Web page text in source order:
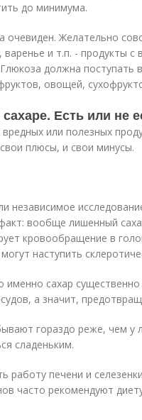
до минимума.
очевиден. Желательно
и т.п. - продукты с
должна поступать
овощей,
Есть или не
или полезных
плюсы, и свои минусы.
независимое
вообще лишенный
кровообращение в
наступить
сахар
а значит,
гораздо реже, чем у
сладеньким.
работу печени и
часто рекомендуют